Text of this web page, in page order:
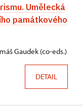
Umělecká
památkového
Gaudek (co-eds.)
DETAIL